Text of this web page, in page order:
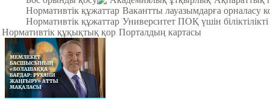
Нормативтік құжаттар Вакантты лауазымдарға орналасу
Нормативтік құжаттар Университет ПОҚ үшін
Нормативтік құқықтық қор Порталдың картасы